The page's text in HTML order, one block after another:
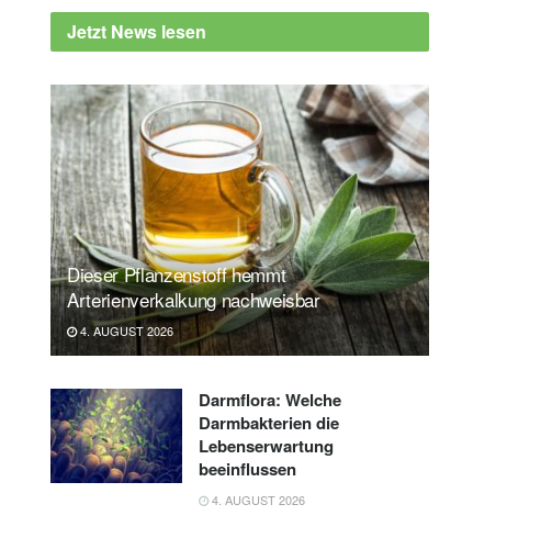
Jetzt News lesen
Dieser Pflanzenstoff hemmt
Arterienverkalkung nachweisbar
4. AUGUST 2026
Darmflora: Welche
Darmbakterien die
Lebenserwartung
beeinflussen
4. AUGUST 2026